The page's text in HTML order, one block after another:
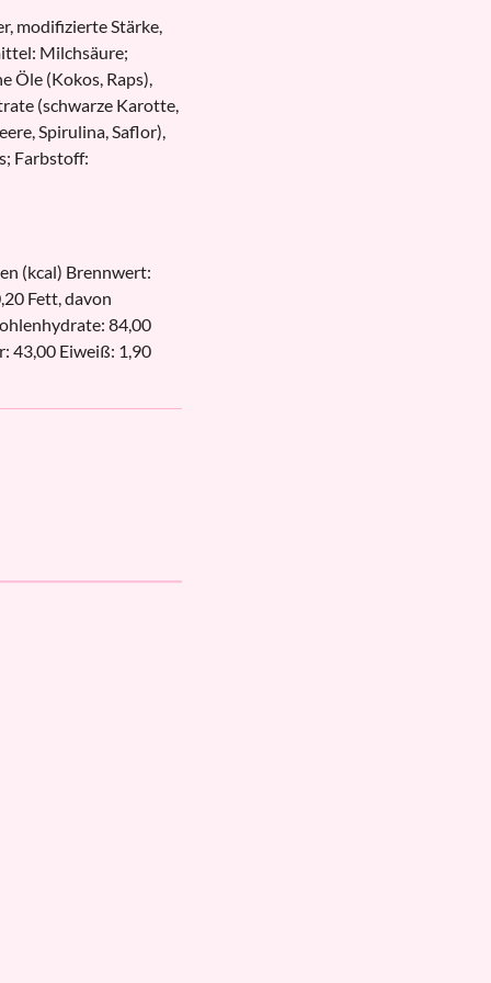
modifizierte Stärke,
Milchsäure;
Öle (Kokos, Raps),
(schwarze Karotte,
Spirulina, Saflor),
Farbstoff:
(kcal) Brennwert:
Fett, davon
84,00
43,00 Eiweiß: 1,90